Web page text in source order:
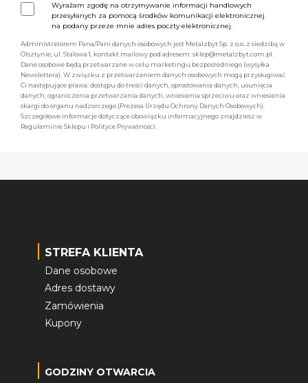
Wyrażam zgodę na otrzymywanie informacji handlowych
przesyłanych za pomocą środków komunikacji elektronicznej
na podany przeze mnie adres poczty elektronicznej.
Administratorem Pana/Pani danych osobowych jest Metalzbyt Sp. z o.o. z siedzibą w
Olsztynie, ul. Stalowa 1, kontakt mailowy pod adresem: sklep@metalzbyt.com.pl.
Dane osobowe będą przetwarzane w celu marketingu bezpośredniego (wysyłka
Newslettera). W związku z przetwarzaniem danych osobowych mogą przysługiwać
Ci następujące prawa: dostępu do treści danych, sprostowania danych, usunięcia
danych, ograniczenia przetwarzania danych, wniesienia sprzeciwu oraz wniesienia
skargi do organu nadzorczego (Prezesa Urzędu Ochrony Danych Osobowych).
Szczegółowe informacje dotyczące obowiązku informacyjnego znajdziesz w
Regulaminie Sklepu i Polityce Prywatności.
STREFA KLIENTA
Dane osobowe
Adres dostawy
Zamówienia
Kupony
GODZINY OTWARCIA